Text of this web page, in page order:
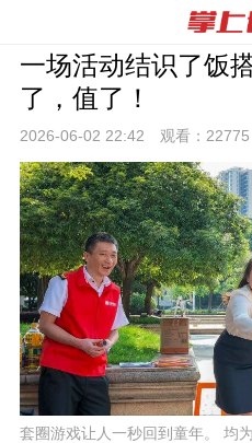
一场活动结识了饭
了，值了！
2026-06-02 22:42 观看： 22775
套圈游戏让人一秒回到童年。 均